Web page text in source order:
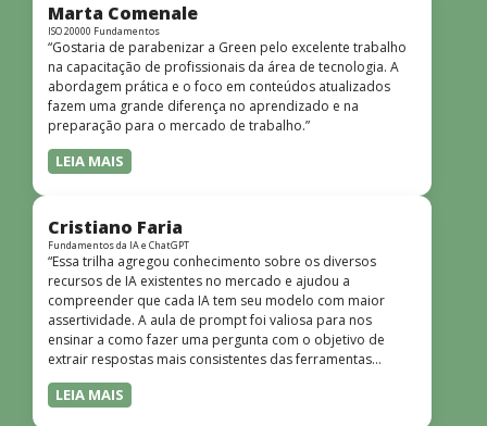
Marta Comenale
ISO 20000 Fundamentos
“Gostaria de parabenizar a Green pelo excelente trabalho
na capacitação de profissionais da área de tecnologia. A
abordagem prática e o foco em conteúdos atualizados
fazem uma grande diferença no aprendizado e na
preparação para o mercado de trabalho.”
LEIA MAIS
Cristiano Faria
Fundamentos da IA e ChatGPT
“Essa trilha agregou conhecimento sobre os diversos
recursos de IA existentes no mercado e ajudou a
compreender que cada IA tem seu modelo com maior
assertividade. A aula de prompt foi valiosa para nos
ensinar a como fazer uma pergunta com o objetivo de
extrair respostas mais consistentes das ferramentas
disponíveis. O instrutor também é muito bom, além de
dominar o conteúdo, possui uma didática que incentiva o
LEIA MAIS